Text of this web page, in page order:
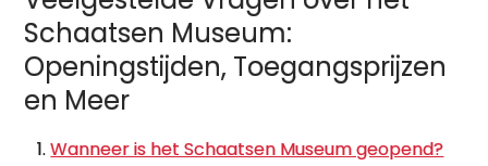
Schaatsen Museum:
Openingstijden, Toegangsprijzen
en Meer
Wanneer is het Schaatsen Museum geopend?